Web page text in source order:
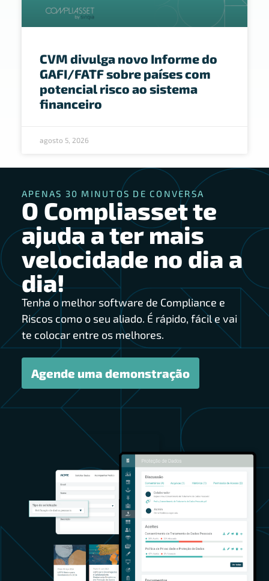
CVM divulga novo Informe do
GAFI/FATF sobre países com
potencial risco ao sistema
financeiro
agosto 5, 2026
APENAS 30 MINUTOS DE CONVERSA
O Compliasset te
ajuda a ter mais
velocidade no dia a
dia!
Tenha o melhor software de Compliance e
Riscos como o seu aliado. É rápido, fácil e vai
te colocar entre os melhores.
Agende uma demonstração